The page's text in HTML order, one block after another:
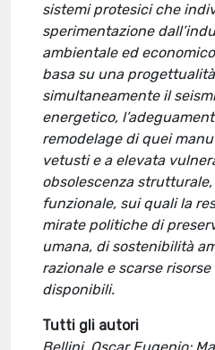
sistemi protesici che
sperimentazione
ambientale ed
basa su una
simultaneamente il
energetico,
remodelage di quei
vetusti e a elevata
obsolescenza
funzionale, sui quali la
mirate politiche di
umana, di sostenibilità
razionale e scarse
disponibili.
Tutti gli autori